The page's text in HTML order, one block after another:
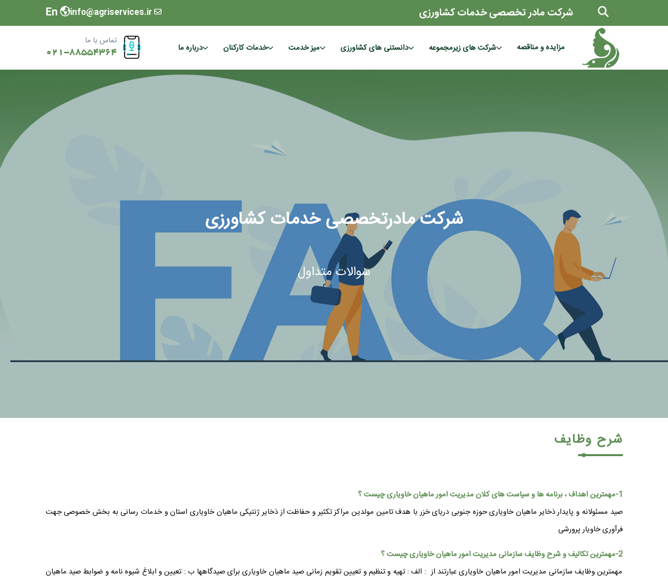
شرکت مادر تخصصی خدمات کشاورزی info@agriservices.ir
En
مزایده و مناقصه شرکت های زیرمجموعه دانستنی های کشاورزی میز خدمت خدمات کارکنان درباره ما
تماس با ما
021-88554364
شرکت مادرتخصصی خدمات کشاورزی
سوالات متداول
شرح وظایف
1-مهمترین اهداف ، برنامه ها و سیاست های کلان مدیریت امور ماهیان خاویاری چیست ؟
صید مسئولانه و پایدار ذخایر ماهیان خاویاری حوزه جنوبی دریای خزر با هدف تامین مولدین مراکز تکثیر و حفاظت از ذخایر ژنتیکی ماهیان خاویاری استان و خدمات رسانی به بخش خصوصی جهت
فرآوری خاویار پرورشی
2-مهمترین تکالیف و شرح وظایف سازمانی مدیریت امور ماهیان خاویاری چیست ؟
مهمترین وظایف سازمانی مدیریت امور ماهیان خاویاری عبارتند از : الف : تهیه و تنظیم و تعیین تقویم زمانی صید ماهیان خاویاری برای صیدگاهها ب : تعیین و ابلاغ شیوه نامه و ضوابط صید ماهیان